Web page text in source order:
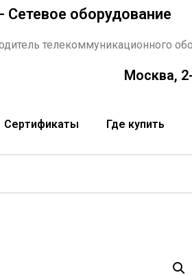
Сетевое оборудование
телекоммуникационного
Москва,
Сертификаты Где купить